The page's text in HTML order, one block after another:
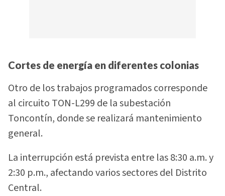
Cortes de energía en diferentes colonias
Otro de los trabajos programados corresponde
al circuito TON-L299 de la subestación
Toncontín, donde se realizará mantenimiento
general.
La interrupción está prevista entre las 8:30 a.m. y
2:30 p.m., afectando varios sectores del Distrito
Central.